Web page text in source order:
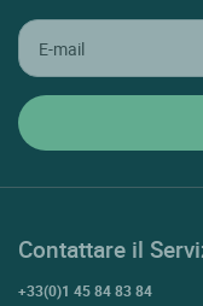
Contattare il
+33(0)1 45 84 83 84